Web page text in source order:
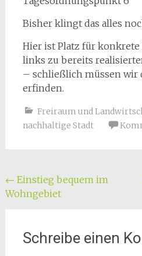
Bisher klingt das alles
Hier ist Platz für konkrete
links zu bereits
– schließlich müssen wir
erfinden.
Freiraum und
nachhaltige Stadt
Beitragsnavigation
← Einstieg bequem im
Wohngebiet
Schreibe einen